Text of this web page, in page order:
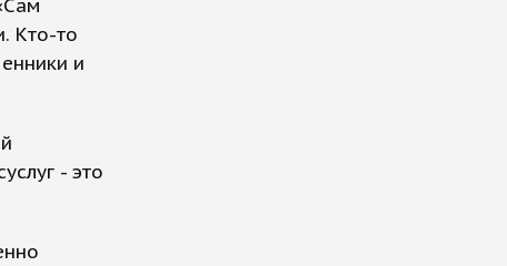
Кто-то
и
- это